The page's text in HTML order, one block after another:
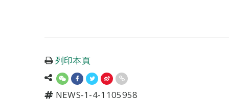
列印本頁
NEWS-1-4-1105958